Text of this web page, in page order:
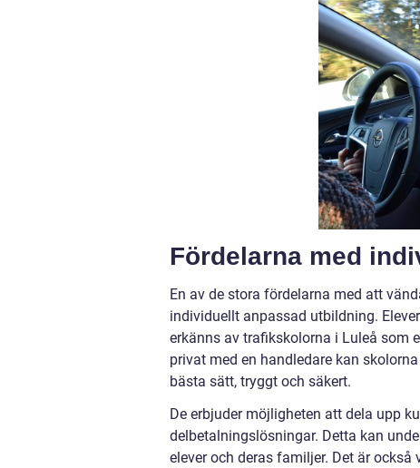
Fördelarna med
En av de stora fördelarna med att
individuellt anpassad utbildning.
erkänns av trafikskolorna i Luleå som
privat med en handledare kan
bästa sätt, tryggt och säkert.
De erbjuder möjligheten att dela upp
delbetalningslösningar. Detta kan
elever och deras familjer. Det är